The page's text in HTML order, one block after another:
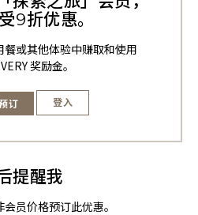
9折优惠。
餐或其他体验中赚取和使用
奖励金。
订 登入
提醒我
员价格预订此优惠。